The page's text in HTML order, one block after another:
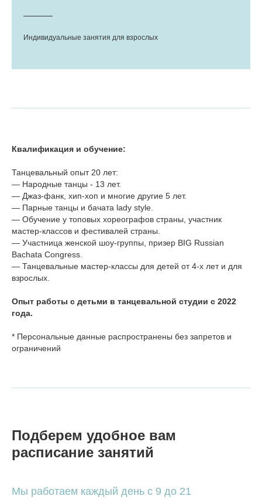
Индивидуальные занятия для взрослых
Квалификация и обучение:
Танцевальный опыт 20 лет:
— Народные танцы - 13 лет.
— Джаз-фанк, хип-хоп и многие другие 5 лет.
— Парные танцы и бачата lady style.
— Обучение у топовых хореографов страны, участник
мастер-классов и фестивалей страны.
— Участница женской шоу-группы, призер BIG Russian
Bachata Congress.
— Танцевальные мастер-классы для детей от 4-х лет и для
взрослых.
Опыт работы с детьми в танцевальной студии с 2022
года.
* Персональные данные распространены без запретов и
ограничений
Подберем удобное вам
расписание занятий
Мы работаем каждый день с 9 до 21